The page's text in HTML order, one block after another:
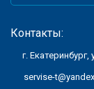
Контакты:
г.
servise-